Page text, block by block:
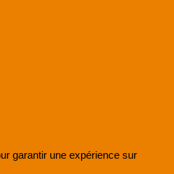
et vous permettre de
garantir une expérience sur